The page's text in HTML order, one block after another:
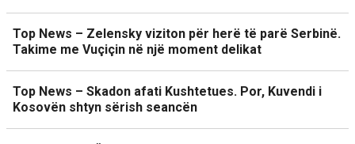
Top News – Zelensky viziton për herë të parë Serbinë.
Takime me Vuçiçin në një moment delikat
Top News – Skadon afati Kushtetues. Por, Kuvendi i
Kosovën shtyn sërish seancën